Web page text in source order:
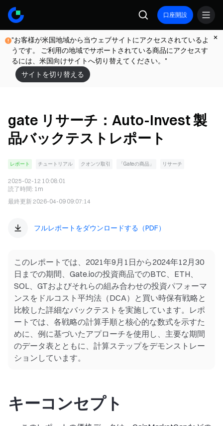
口座開設
"お客様が米国地域から当ウェブサイトにアクセスされているよ
うです。 ご利用の地域でサポートされている商品にアクセスす
るには、米国向けサイトへ切り替えてください。"
サイトを切り替える
gate リサーチ：Auto-Invest 製
品バックテストレポート
レポート チュートリアル クオンツ取引 「Gateの商品」 リサーチ
2025-02-12 10:08:01
読了時間: 1m
最終更新2026-04-09 09:07:14
フルレポートをダウンロードする（PDF）
このレポートでは、2021年9月1日から2024年12月30
日までの期間、Gate.ioの投資商品でのBTC、ETH、
SOL、GTおよびそれらの組み合わせの投資パフォーマ
ンスをドルコスト平均法（DCA）と買い時保有戦略と
比較した詳細なバックテストを実施しています。レポ
ートでは、各戦略の計算手順と核心的な数式を示すた
めに、例に基づいたアプローチを使用し、主要な期間
のデータ表とともに、計算ステップをデモンストレー
ションしています。
キーコンセプト